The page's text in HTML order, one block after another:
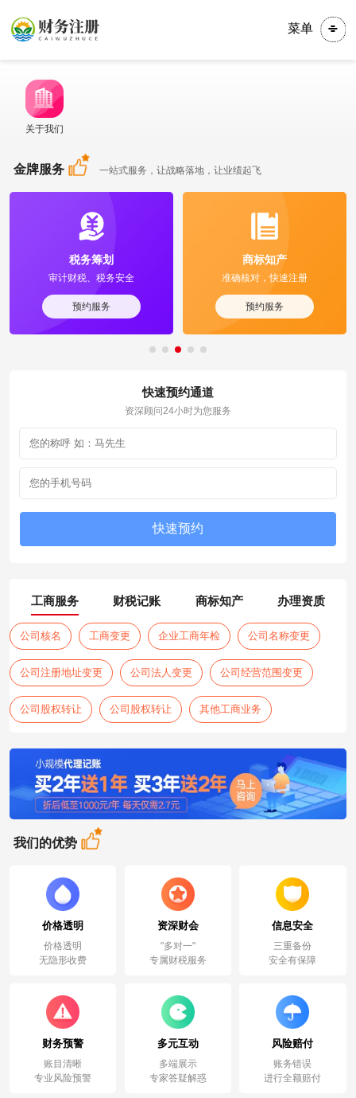
菜单
关于我们
金牌服务 一站式服务，让战略落地，让业绩起飞
税务筹划
审计财税、税务安全
预约服务
商标知产
准确核对，快速注册
预约服务
快速预约通道
资深顾问24小时为您服务
工商服务 财税记账 商标知产 办理资质
公司核名 工商变更 企业工商年检 公司名称变更
公司注册地址变更 公司法人变更 公司经营范围变更
公司股权转让 公司股权转让 其他工商业务
我们的优势
价格透明
价格透明
无隐形收费
资深财会
"多对一"
专属财税服务
信息安全
三重备份
安全有保障
财务预警
账目清晰
专业风险预警
多元互动
多端展示
专家答疑解惑
风险赔付
账务错误
进行全额赔付